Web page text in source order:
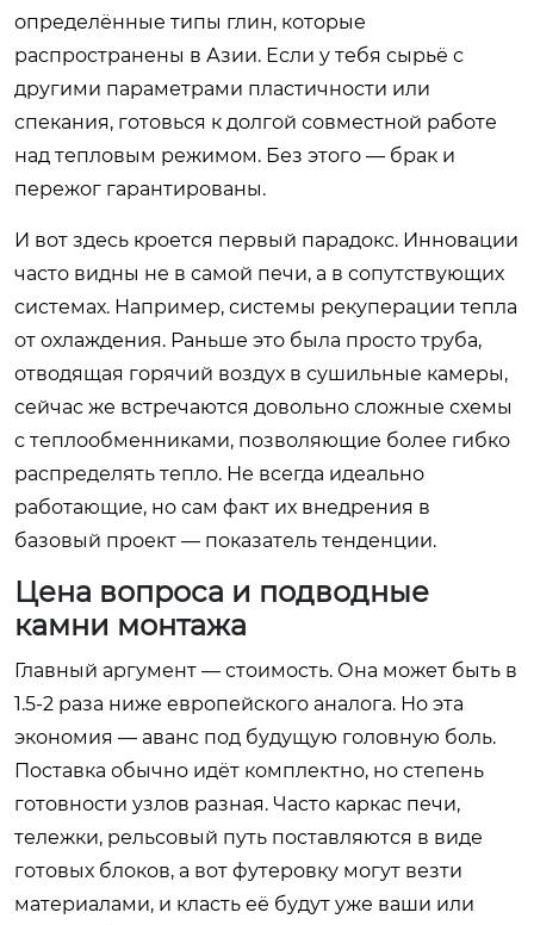
определённые типы глин, которые
распространены в Азии. Если у тебя сырьё с
другими параметрами пластичности или
спекания, готовься к долгой совместной работе
над тепловым режимом. Без этого — брак и
пережог гарантированы.
И вот здесь кроется первый парадокс. Инновации
часто видны не в самой печи, а в сопутствующих
системах. Например, системы рекуперации тепла
от охлаждения. Раньше это была просто труба,
отводящая горячий воздух в сушильные камеры,
сейчас же встречаются довольно сложные схемы
с теплообменниками, позволяющие более гибко
распределять тепло. Не всегда идеально
работающие, но сам факт их внедрения в
базовый проект — показатель тенденции.
Цена вопроса и подводные
камни монтажа
Главный аргумент — стоимость. Она может быть в
1.5-2 раза ниже европейского аналога. Но эта
экономия — аванс под будущую головную боль.
Поставка обычно идёт комплектно, но степень
готовности узлов разная. Часто каркас печи,
тележки, рельсовый путь поставляются в виде
готовых блоков, а вот футеровку могут везти
материалами, и класть её будут уже ваши или